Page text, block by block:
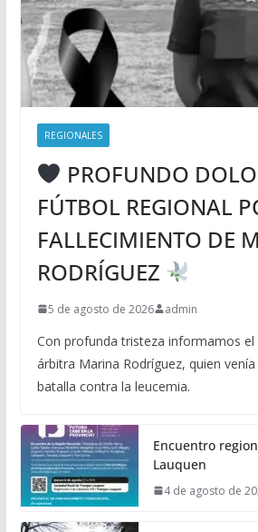
REGIONALES
PROFUNDO
FÚTBOL REGIONAL
FALLECIMIENTO DE
RODRÍGUEZ
5 de agosto de 2026 admin
Con profunda tristeza informamos
árbitra Marina Rodríguez, quien
batalla contra la leucemia.
Encuentro
Lauquen
4 de agosto de